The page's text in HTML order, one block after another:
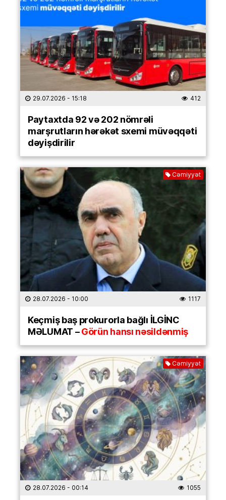
29.07.2026 - 15:18 412
Paytaxtda 92 və 202 nömrəli
marşrutların hərəkət sxemi müvəqqəti
dəyişdirilir
Cəmiyyət
28.07.2026 - 10:00 1117
Keçmiş baş prokurorla bağlı İLGİNC
MƏLUMAT –Görün hansı nəsildənmiş
Cəmiyyət
28.07.2026 - 00:14 1055